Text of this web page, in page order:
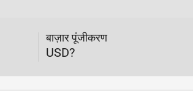
बाज़ार पूंजीकरण
USD?